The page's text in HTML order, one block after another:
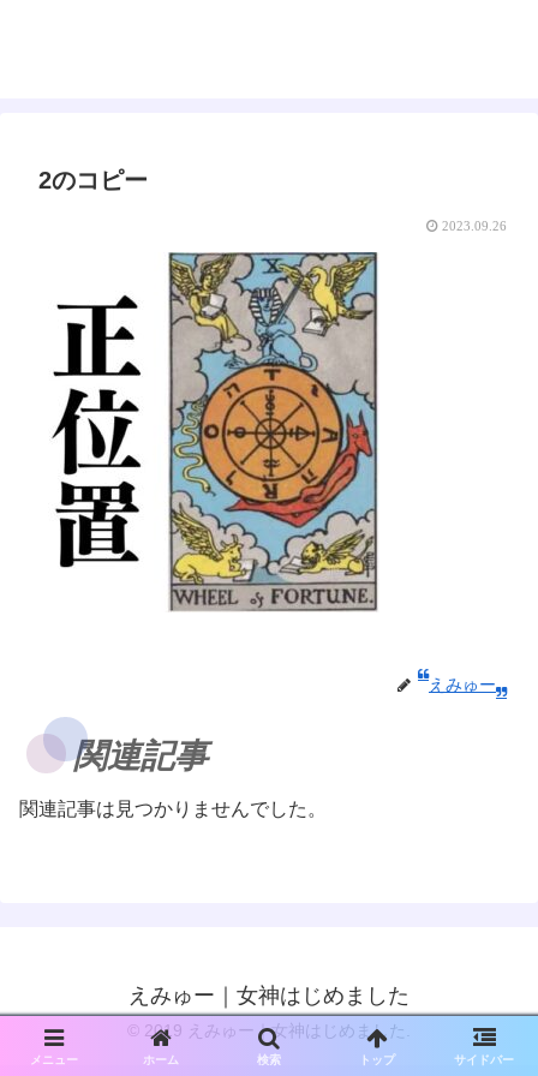
2のコピー
2023.09.26
えみゅー
関連記事
関連記事は見つかりませんでした。
えみゅー｜女神はじめました
© 2019 えみゅー｜女神はじめました.
メニュー ホーム 検索 トップ サイドバー